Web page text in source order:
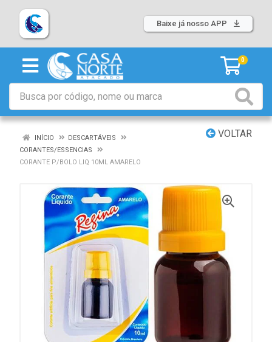
Baixe já nosso APP
0
VOLTAR
INÍCIO
DESCARTÁVEIS
CORANTES/ESSENCIAS
CORANTE P/BOLO LIQ 10ML AMARELO